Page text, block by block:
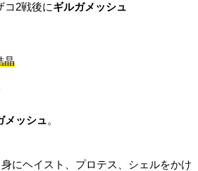
コ2戦後にギルガメッシュ
晶
メッシュ。
にヘイスト、プロテス、シェルをかけ